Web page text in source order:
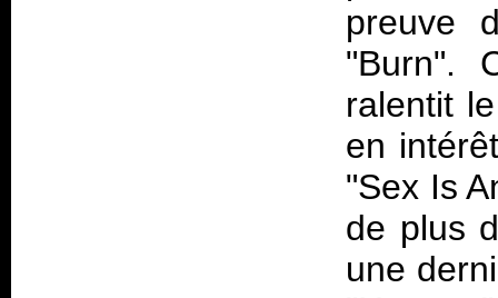
preuve
"Burn".
ralentit
en
"Sex Is
de plus
une